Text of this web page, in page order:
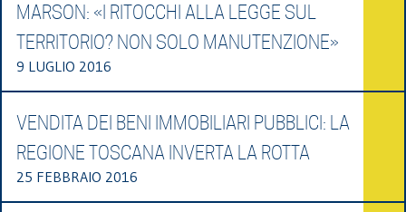
MARSON: «I RITOCCHI ALLA LEGGE SUL
TERRITORIO? NON SOLO MANUTENZIONE»
9 LUGLIO 2016
VENDITA DEI BENI IMMOBILIARI PUBBLICI: LA
REGIONE TOSCANA INVERTA LA ROTTA
25 FEBBRAIO 2016